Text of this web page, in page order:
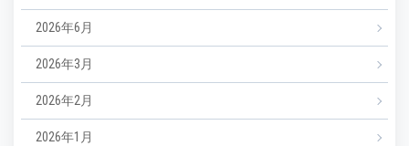
2026年6月
2026年3月
2026年2月
2026年1月